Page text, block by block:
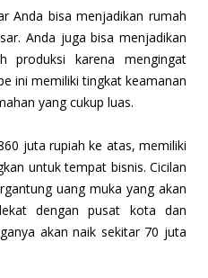
Anda bisa menjadikan rumah
Anda juga bisa menjadikan
produksi karena mengingat
ini memiliki tingkat keamanan
yang cukup luas.
juta rupiah ke atas, memiliki
untuk tempat bisnis. Cicilan
uang muka yang akan
dengan pusat kota dan
akan naik sekitar 70 juta